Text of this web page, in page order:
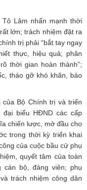
Lâm nhấn mạnh thời
lớn; trách nhiệm đặt ra
trị phải “bắt tay ngay
thực, hiệu quả; phân
thời gian hoàn thành”;
tháo gỡ khó khăn, bảo
Bộ Chính trị và triển
biểu HĐND các cấp
chiến lược, mở đầu cho
trong thời kỳ triển khai
của cuộc bầu cử phụ
quyết tâm của toàn
bộ, đảng viên; phụ
trách nhiệm công dân